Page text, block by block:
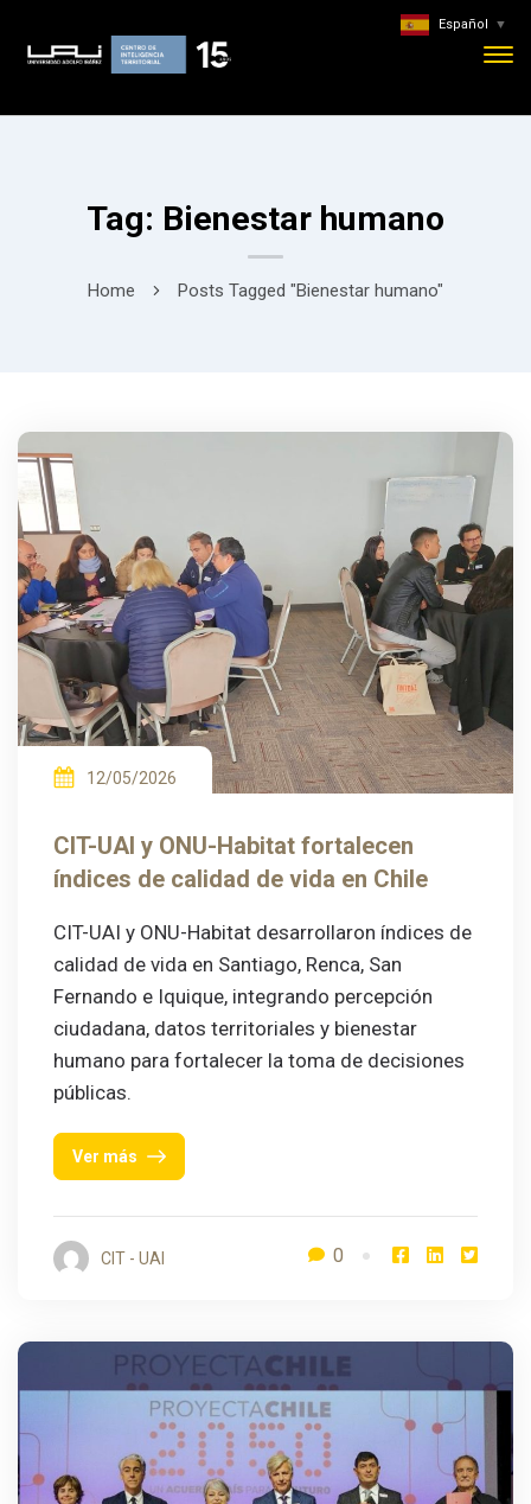
Tag: Bienestar humano
Home Posts Tagged "Bienestar humano"
12/05/2026
CIT-UAI y ONU-Habitat fortalecen
índices de calidad de vida en Chile
CIT-UAI y ONU-Habitat desarrollaron índices de
calidad de vida en Santiago, Renca, San
Fernando e Iquique, integrando percepción
ciudadana, datos territoriales y bienestar
humano para fortalecer la toma de decisiones
públicas.
Ver más
CIT - UAI 0
Español ▼